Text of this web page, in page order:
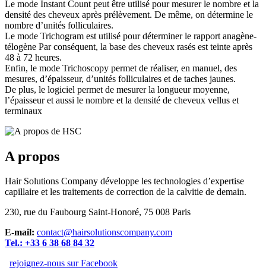
Le mode Instant Count peut être utilisé pour mesurer le nombre et la
densité des cheveux après prélèvement. De même, on détermine le
nombre d’unités folliculaires.
Le mode Trichogram est utilisé pour déterminer le rapport anagène-
télogène Par conséquent, la base des cheveux rasés est teinte après
48 à 72 heures.
Enfin, le mode Trichoscopy permet de réaliser, en manuel, des
mesures, d’épaisseur, d’unités folliculaires et de taches jaunes.
De plus, le logiciel permet de mesurer la longueur moyenne,
l’épaisseur et aussi le nombre et la densité de cheveux vellus et
terminaux
A propos
Hair Solutions Company développe les technologies d’expertise
capillaire et les traitements de correction de la calvitie de demain.
230, rue du Faubourg Saint-Honoré, 75 008 Paris
E-mail: contact@hairsolutionscompany.com
Tel.: +33 6 38 68 84 32
rejoignez-nous sur Facebook